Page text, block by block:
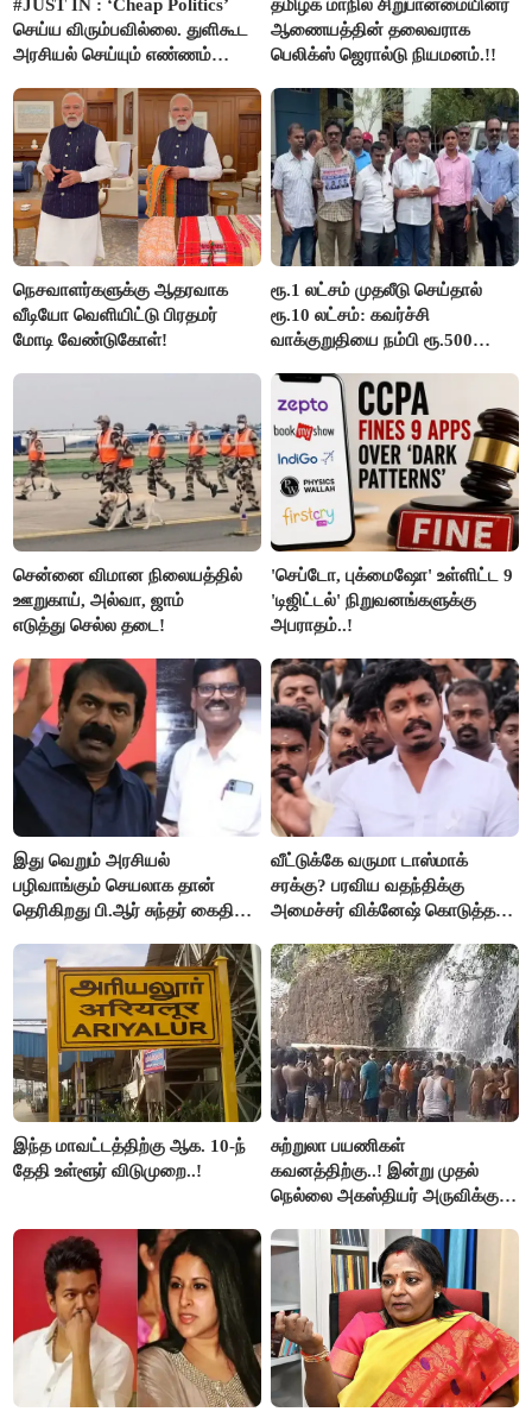
#JUST IN : ‘Cheap Politics’
செய்ய விரும்பவில்லை. துளிகூட
அரசியல் செய்யும் எண்ணம்
விஜய் பதில்!
தமிழக மாநில சிறுபான்மையினர்
ஆணையத்தின் தலைவராக
பெலிக்ஸ் ஜெரால்டு நியமனம்.!!
நெசவாளர்களுக்கு ஆதரவாக
வீடியோ வெளியிட்டு பிரதமர்
மோடி வேண்டுகோள்!
ரூ.1 லட்சம் முதலீடு செய்தால்
ரூ.10 லட்சம்: கவர்ச்சி
வாக்குறுதியை நம்பி ரூ.500
மக்கள்!
சென்னை விமான நிலையத்தில்
ஊறுகாய், அல்வா, ஜாம்
எடுத்து செல்ல தடை!
'செப்டோ, புக்மைஷோ' உள்ளிட்ட 9
'டிஜிட்டல்' நிறுவனங்களுக்கு
அபராதம்..!
இது வெறும் அரசியல்
பழிவாங்கும் செயலாக தான்
தெரிகிறது பி.ஆர் சுந்தர் கைதிற்கு
வீட்டுக்கே வருமா டாஸ்மாக்
சரக்கு? பரவிய வதந்திக்கு
அமைச்சர் விக்னேஷ் கொடுத்த
இந்த மாவட்டத்திற்கு ஆக. 10-ந்
தேதி உள்ளூர் விடுமுறை..!
சுற்றுலா பயணிகள்
கவனத்திற்கு..! இன்று முதல்
நெல்லை அகஸ்தியர் அருவிக்கு